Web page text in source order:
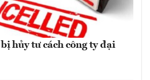
hủy tư cách công ty đại